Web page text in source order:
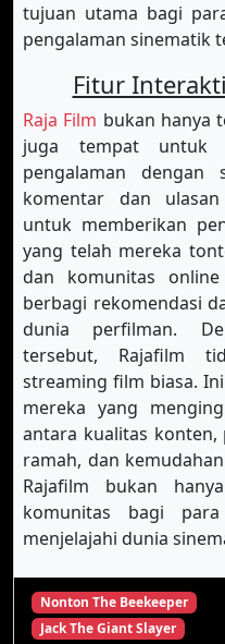
tujuan utama bagi
pengalaman sinematik
Fitur
Raja Film bukan hanya
juga tempat untuk
pengalaman
komentar dan
untuk memberikan
yang telah mereka
dan komunitas
berbagi rekomendasi
dunia perfilman.
tersebut, Rajafilm
streaming film biasa.
mereka yang
antara kualitas konten,
ramah, dan
Rajafilm bukan
komunitas bagi
menjelajahi dunia
Nonton The Beekeeper
Jack The Giant Slayer